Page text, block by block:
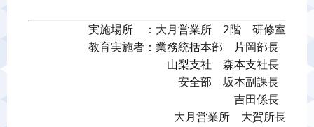
実施場所　：大月営業所　2階　研修室
教育実施者：業務統括本部　片岡部長
山梨支社　森本支社長
安全部　坂本副課長
吉田係長
大月営業所　大賀所長